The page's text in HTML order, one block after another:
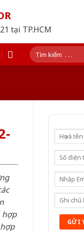
tại TP.HCM
Tìm
kiếm:
hợp